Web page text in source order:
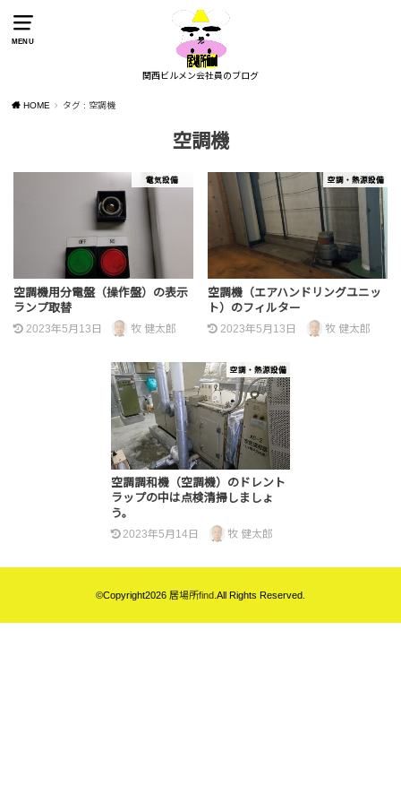
MENU
関西ビルメン会社員のブログ
HOME タグ : 空調機
空調機
電気設備
空調機用分電盤（操作盤）の表示
ランプ取替
2023年5月13日 牧 健太郎
空調・熱源設備
空調機（エアハンドリングユニッ
ト）のフィルター
2023年5月13日 牧 健太郎
空調・熱源設備
空調調和機（空調機）のドレント
ラップの中は点検清掃しましょ
う。
2023年5月14日 牧 健太郎
©Copyright2026 居場所find.All Rights Reserved.